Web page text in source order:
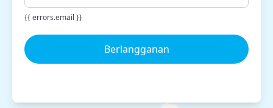
{{ errors.email }}
Berlangganan